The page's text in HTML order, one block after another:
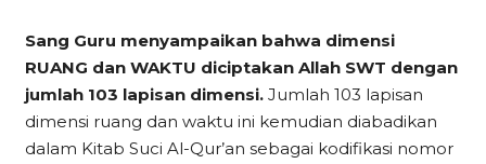
Sang Guru menyampaikan bahwa dimensi
RUANG dan WAKTU diciptakan Allah SWT dengan
jumlah 103 lapisan dimensi. Jumlah 103 lapisan
dimensi ruang dan waktu ini kemudian diabadikan
dalam Kitab Suci Al-Qur’an sebagai kodifikasi nomor